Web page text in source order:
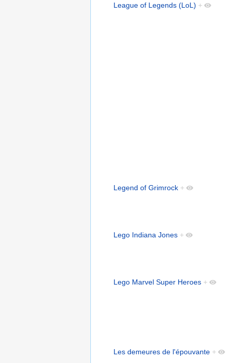
League of Legends (LoL) +
Legend of Grimrock +
Lego Indiana Jones +
Lego Marvel Super Heroes +
Les demeures de l'épouvante +